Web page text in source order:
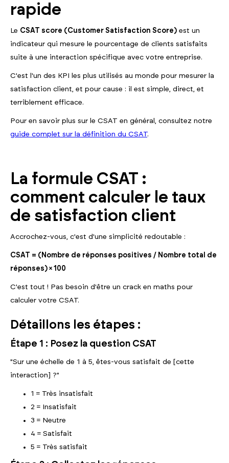
rapide
Le CSAT score (Customer Satisfaction Score) est un
indicateur qui mesure le pourcentage de clients satisfaits
suite à une interaction spécifique avec votre entreprise.
C'est l'un des KPI les plus utilisés au monde pour mesurer la
satisfaction client, et pour cause : il est simple, direct, et
terriblement efficace.
Pour en savoir plus sur le CSAT en général, consultez notre
guide complet sur la définition du CSAT.
La formule CSAT :
comment calculer le taux
de satisfaction client
Accrochez-vous, c'est d'une simplicité redoutable :
CSAT = (Nombre de réponses positives / Nombre total de
réponses) × 100
C'est tout ! Pas besoin d'être un crack en maths pour
calculer votre CSAT.
Détaillons les étapes :
Étape 1 : Posez la question CSAT
"Sur une échelle de 1 à 5, êtes-vous satisfait de [cette
interaction] ?"
1 = Très insatisfait
2 = Insatisfait
3 = Neutre
4 = Satisfait
5 = Très satisfait